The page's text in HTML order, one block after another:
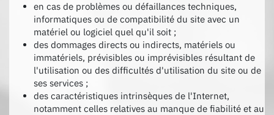
en cas de problèmes ou défaillances techniques,
informatiques ou de compatibilité du site avec un
matériel ou logiciel quel qu'il soit ;
des dommages directs ou indirects, matériels ou
immatériels, prévisibles ou imprévisibles résultant de
l'utilisation ou des difficultés d'utilisation du site ou de
ses services ;
des caractéristiques intrinsèques de l'Internet,
notamment celles relatives au manque de fiabilité et au